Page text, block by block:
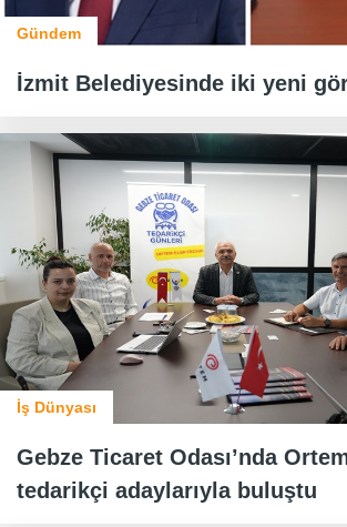
Gündem
İzmit Belediyesinde iki yeni
İş Dünyası
Gebze Ticaret Odası’nda
tedarikçi adaylarıyla buluştu